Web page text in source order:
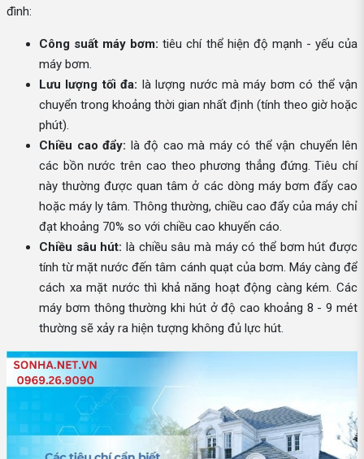
đình:
Công suất máy bơm: tiêu chí thể hiện độ mạnh - yếu của
máy bơm.
Lưu lượng tối đa: là lượng nước mà máy bơm có thể vận
chuyển trong khoảng thời gian nhất định (tính theo giờ hoặc
phút).
Chiều cao đẩy: là độ cao mà máy có thể vận chuyển lên
các bồn nước trên cao theo phương thẳng đứng. Tiêu chí
này thường được quan tâm ở các dòng máy bơm đẩy cao
hoặc máy ly tâm. Thông thường, chiều cao đẩy của máy chỉ
đạt khoảng 70% so với chiều cao khuyến cáo.
Chiều sâu hút: là chiều sâu mà máy có thể bơm hút được
tính từ mặt nước đến tâm cánh quạt của bơm. Máy càng để
cách xa mặt nước thì khả năng hoạt động càng kém. Các
máy bơm thông thường khi hút ở độ cao khoảng 8 - 9 mét
thường sẽ xảy ra hiện tượng không đủ lực hút.